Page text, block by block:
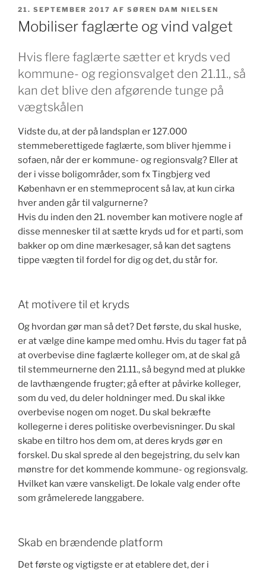
UDGIVET
DEN
21. SEPTEMBER 2017 AF SØREN DAM NIELSEN
Mobiliser faglærte og vind valget
Hvis flere faglærte sætter et kryds ved
kommune- og regionsvalget den 21.11., så
kan det blive den afgørende tunge på
vægtskålen
Vidste du, at der på landsplan er 127.000
stemmeberettigede faglærte, som bliver hjemme i
sofaen, når der er kommune- og regionsvalg? Eller at
der i visse boligområder, som fx Tingbjerg ved
København er en stemmeprocent så lav, at kun cirka
hver anden går til valgurnerne?
Hvis du inden den 21. november kan motivere nogle af
disse mennesker til at sætte kryds ud for et parti, som
bakker op om dine mærkesager, så kan det sagtens
tippe vægten til fordel for dig og det, du står for.
At motivere til et kryds
Og hvordan gør man så det? Det første, du skal huske,
er at vælge dine kampe med omhu. Hvis du tager fat på
at overbevise dine faglærte kolleger om, at de skal gå
til stemmeurnerne den 21.11., så begynd med at plukke
de lavthængende frugter; gå efter at påvirke kolleger,
som du ved, du deler holdninger med. Du skal ikke
overbevise nogen om noget. Du skal bekræfte
kollegerne i deres politiske overbevisninger. Du skal
skabe en tiltro hos dem om, at deres kryds gør en
forskel. Du skal sprede al den begejstring, du selv kan
mønstre for det kommende kommune- og regionsvalg.
Hvilket kan være vanskeligt. De lokale valg ender ofte
som gråmelerede langgabere.
Skab en brændende platform
Det første og vigtigste er at etablere det, der i